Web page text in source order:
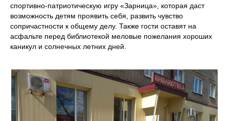
спортивно-патриотическую игру «Зарница», которая даст
возможность детям проявить себя, развить чувство
сопричастности к общему делу. Также гости оставят на
асфальте перед библиотекой меловые пожелания хороших
каникул и солнечных летних дней.